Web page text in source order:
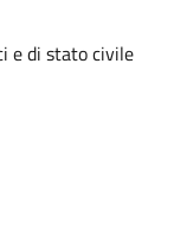
e di stato civile